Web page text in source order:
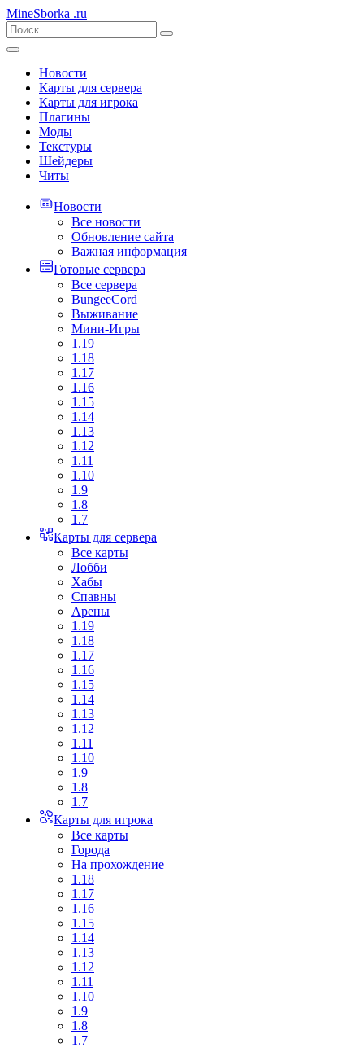
MineSborka .ru
Новости
Карты для сервера
Карты для игрока
Плагины
Моды
Текстуры
Шейдеры
Читы
Новости
Все новости
Обновление сайта
Важная информация
Готовые сервера
Все сервера
BungeeCord
Выживание
Мини-Игры
1.19
1.18
1.17
1.16
1.15
1.14
1.13
1.12
1.11
1.10
1.9
1.8
1.7
Карты для сервера
Все карты
Лобби
Хабы
Спавны
Арены
1.19
1.18
1.17
1.16
1.15
1.14
1.13
1.12
1.11
1.10
1.9
1.8
1.7
Карты для игрока
Все карты
Города
На прохождение
1.18
1.17
1.16
1.15
1.14
1.13
1.12
1.11
1.10
1.9
1.8
1.7